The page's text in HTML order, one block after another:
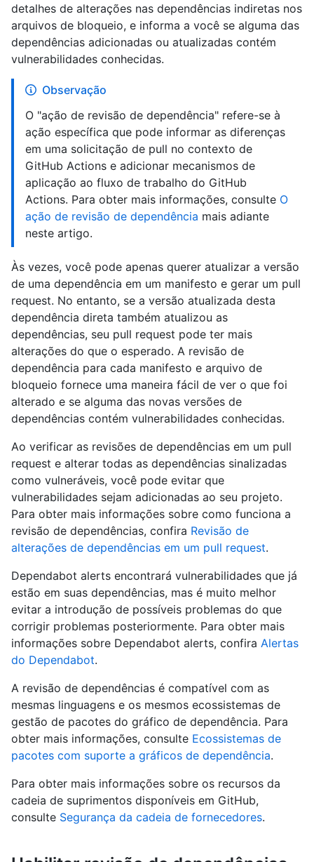
detalhes de alterações nas dependências indiretas nos
arquivos de bloqueio, e informa a você se alguma das
dependências adicionadas ou atualizadas contém
vulnerabilidades conhecidas.
Observação
O "ação de revisão de dependência" refere-se à
ação específica que pode informar as diferenças
em uma solicitação de pull no contexto de
GitHub Actions e adicionar mecanismos de
aplicação ao fluxo de trabalho do GitHub
Actions. Para obter mais informações, consulte O
ação de revisão de dependência mais adiante
neste artigo.
Às vezes, você pode apenas querer atualizar a versão
de uma dependência em um manifesto e gerar um pull
request. No entanto, se a versão atualizada desta
dependência direta também atualizou as
dependências, seu pull request pode ter mais
alterações do que o esperado. A revisão de
dependência para cada manifesto e arquivo de
bloqueio fornece uma maneira fácil de ver o que foi
alterado e se alguma das novas versões de
dependências contém vulnerabilidades conhecidas.
Ao verificar as revisões de dependências em um pull
request e alterar todas as dependências sinalizadas
como vulneráveis, você pode evitar que
vulnerabilidades sejam adicionadas ao seu projeto.
Para obter mais informações sobre como funciona a
revisão de dependências, confira Revisão de
alterações de dependências em um pull request.
Dependabot alerts encontrará vulnerabilidades que já
estão em suas dependências, mas é muito melhor
evitar a introdução de possíveis problemas do que
corrigir problemas posteriormente. Para obter mais
informações sobre Dependabot alerts, confira Alertas
do Dependabot.
A revisão de dependências é compatível com as
mesmas linguagens e os mesmos ecossistemas de
gestão de pacotes do gráfico de dependência. Para
obter mais informações, consulte Ecossistemas de
pacotes com suporte a gráficos de dependência.
Para obter mais informações sobre os recursos da
cadeia de suprimentos disponíveis em GitHub,
consulte Segurança da cadeia de fornecedores.